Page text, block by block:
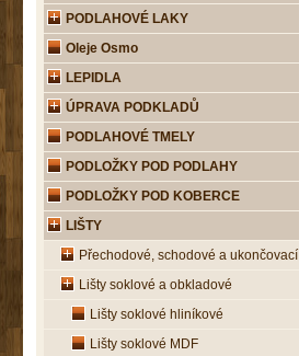
PODLAHOVÉ LAKY
Oleje Osmo
LEPIDLA
ÚPRAVA PODKLADŮ
PODLAHOVÉ TMELY
PODLOŽKY POD PODLAHY
PODLOŽKY POD KOBERCE
LIŠTY
Přechodové, schodové a ukončovací
Lišty soklové a obkladové
Lišty soklové hliníkové
Lišty soklové MDF